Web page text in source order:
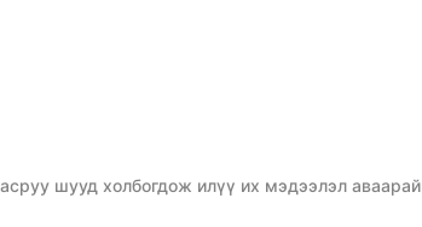
шууд холбогдож илүү их мэдээлэл аваарай